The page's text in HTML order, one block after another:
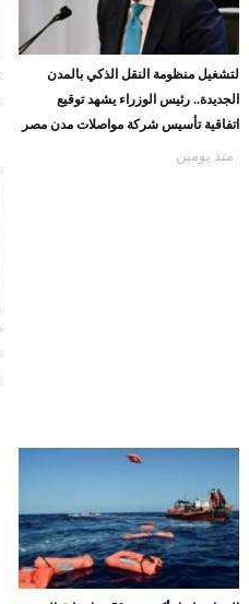
لتشغيل منظومة النقل الذكي بالمدن
الجديدة.. رئيس الوزراء يشهد توقيع
اتفاقية تأسيس شركة مواصلات مدن مصر
منذ يومين